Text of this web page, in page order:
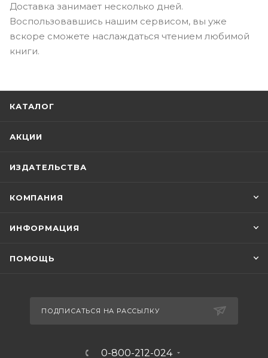
Доставка занимает несколько дней.
Воспользовавшись нашим сервисом, вы уже
вскоре сможете наслаждаться чтением любимой
книги.
КАТАЛОГ
АКЦИИ
ИЗДАТЕЛЬСТВА
КОМПАНИЯ
ИНФОРМАЦИЯ
ПОМОЩЬ
ПОДПИСАТЬСЯ НА РАССЫЛКУ
0-800-212-024